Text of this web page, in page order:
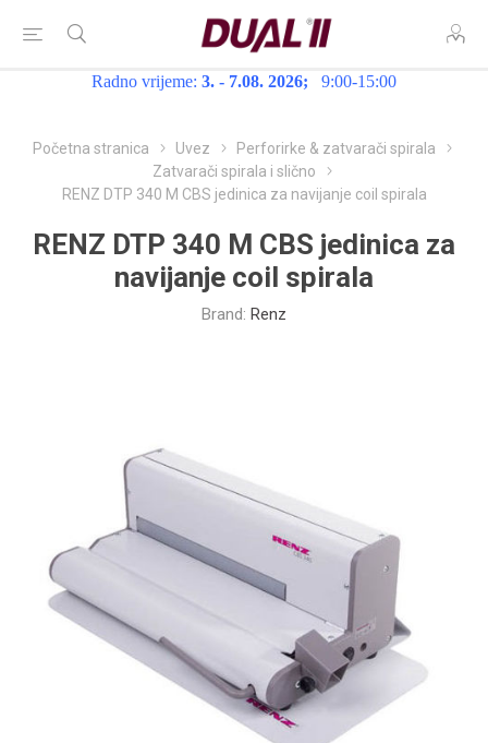
Radno vrijeme: 3. - 7.08. 2026; 9:00-15:00
Početna stranica Uvez
Perforirke & zatvarači spirala
Zatvarači spirala i slično
RENZ DTP 340 M CBS jedinica za navijanje coil spirala
RENZ DTP 340 M CBS jedinica za
navijanje coil spirala
Brand: Renz